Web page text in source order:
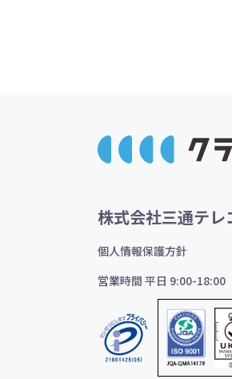
株式会社三通テレ
個人情報保護方針
営業時間 平日 9:00-18:00